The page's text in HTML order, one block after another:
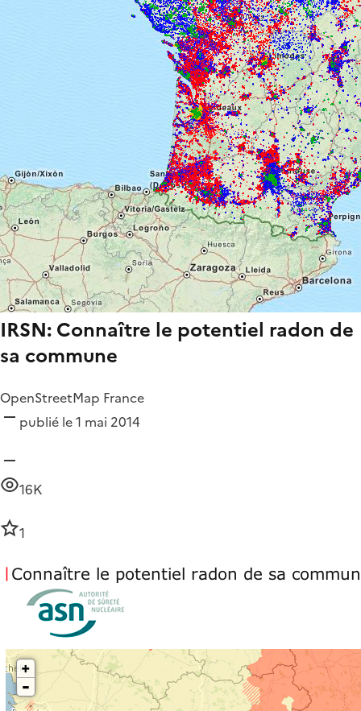
IRSN: Connaître le potentiel radon de
sa commune
OpenStreetMap France
publié le 1 mai 2014
16K
1